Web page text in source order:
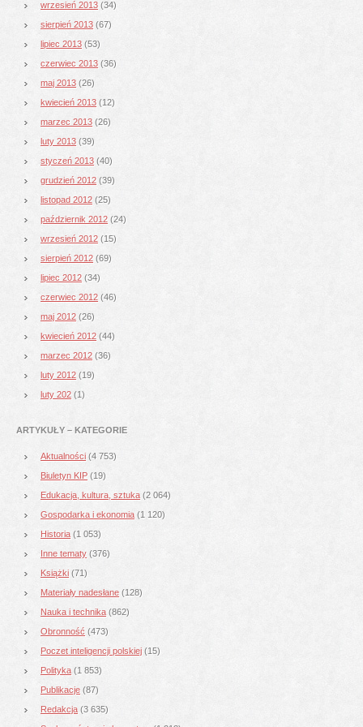
wrzesień 2013 (34)
sierpień 2013 (67)
lipiec 2013 (53)
czerwiec 2013 (36)
maj 2013 (26)
kwiecień 2013 (12)
marzec 2013 (26)
luty 2013 (39)
styczeń 2013 (40)
grudzień 2012 (39)
listopad 2012 (25)
październik 2012 (24)
wrzesień 2012 (15)
sierpień 2012 (69)
lipiec 2012 (34)
czerwiec 2012 (46)
maj 2012 (26)
kwiecień 2012 (44)
marzec 2012 (36)
luty 2012 (19)
luty 202 (1)
ARTYKUŁY – KATEGORIE
Aktualności (4 753)
Biuletyn KIP (19)
Edukacja, kultura, sztuka (2 064)
Gospodarka i ekonomia (1 120)
Historia (1 053)
Inne tematy (376)
Książki (71)
Materiały nadesłane (128)
Nauka i technika (862)
Obronność (473)
Poczet inteligencji polskiej (15)
Polityka (1 853)
Publikacje (87)
Redakcja (3 635)